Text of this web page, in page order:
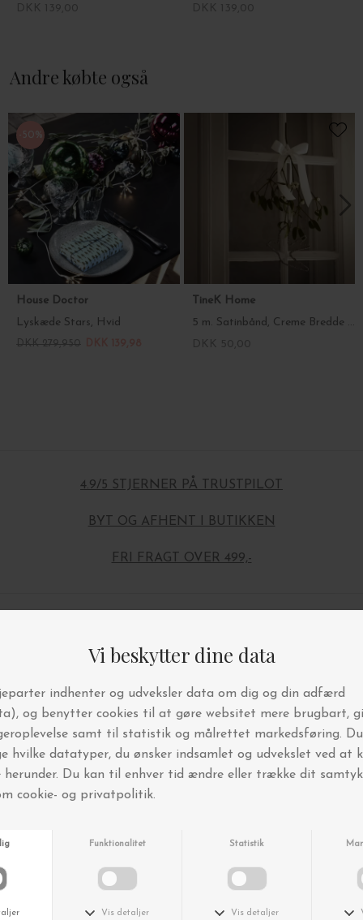
Andre købte også
-50%
House Doctor
Lyskæde Stars, Hvid
TineK Home
5 m. Satinbånd, Creme Bredde 2,5 cm. - lav selv sløjfer
4.9/5 STJERNER PÅ TRUSTPILOT
BYT OG AFHENT I BUTIKKEN
FRI FRAGT OVER 499,-
Andre købte også